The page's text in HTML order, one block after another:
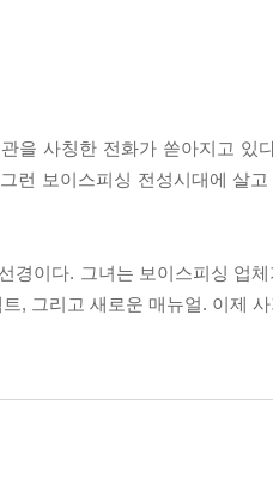
을 사칭한 전화가 쏟아지고 있
런 보이스피싱 전성시대에 살
경이다. 그녀는 보이스피싱 업
, 그리고 새로운 매뉴얼. 이제